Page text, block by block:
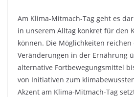
Am Klima-Mitmach-Tag geht es
in unserem Alltag konkret für den
können. Die Möglichkeiten reichen
Veränderungen in der Ernährung
alternative Fortbewegungsmittel
von Initiativen zum
Akzent am Klima-Mitmach-Tag